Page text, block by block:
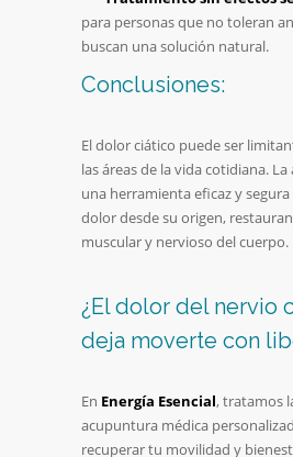
para personas que no toleran
buscan una solución natural.
Conclusiones:
El dolor ciático puede ser
las áreas de la vida cotidiana.
una herramienta eficaz y
dolor desde su origen,
muscular y nervioso del cuerpo.
¿El dolor del nervio
deja moverte con
En Energía Esencial, tratamos
acupuntura médica
recuperar tu movilidad y